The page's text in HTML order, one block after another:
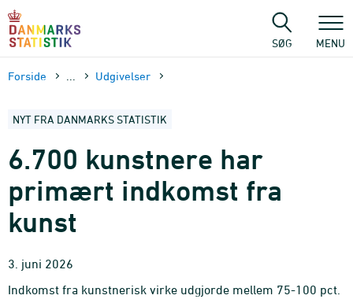
sidens
SØG MENU
Forside Udgivelser
NYT FRA DANMARKS STATISTIK
6.700 kunstnere har
primært indkomst fra
kunst
3. juni 2026
Indkomst fra kunstnerisk virke udgjorde mellem 75-100 pct.